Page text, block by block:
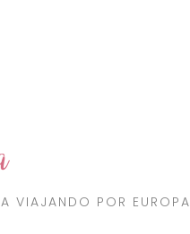
VIAJANDO POR EUROPA